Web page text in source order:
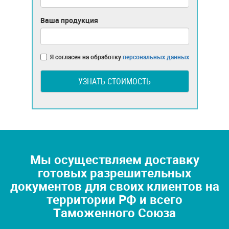
Ваша продукция
Я согласен на обработкуперсональных данных
УЗНАТЬ СТОИМОСТЬ
Мы осуществляем доставку
готовых разрешительных
документов для своих клиентов на
территории РФ и всего
Таможенного Союза